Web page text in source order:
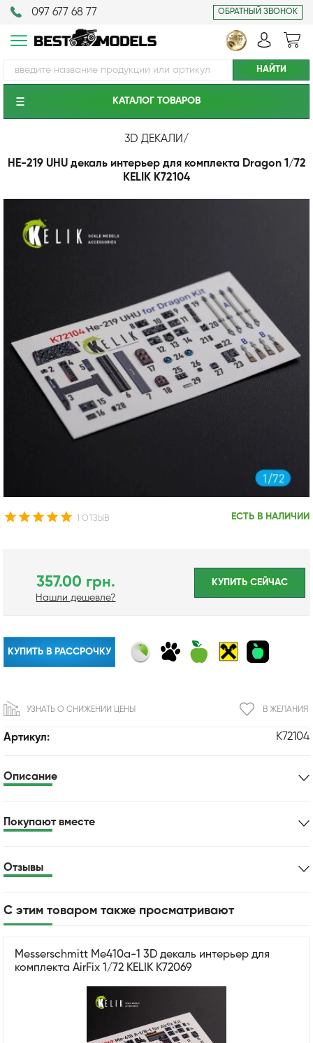
097 677 68 77 ОБРАТНЫЙ ЗВОНОК
КАТАЛОГ ТОВАРОВ
3D ДЕКАЛИ/
HE-219 UHU декаль интерьер для комплекта Dragon 1/72
KELIK K72104
1 ОТЗЫВ ЕСТЬ В НАЛИЧИИ
Артикул: K72104
357.00 грн.
Нашли дешевле?
КУПИТЬ CЕЙЧАС
КУПИТЬ В РАССРОЧКУ
В ЖЕЛАНИЯ
УЗНАТЬ О СНИЖЕНИИ ЦЕНЫ
Описание
Покупают вместе
Отзывы
С этим товаром также просматривают
Messerschmitt Me410a-1 3D декаль интерьер для
комплекта AirFix 1/72 KELIK K72069